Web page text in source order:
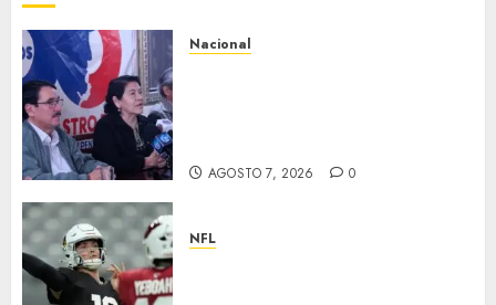
Nacional
AGOSTO 7, 2026 0
NFL